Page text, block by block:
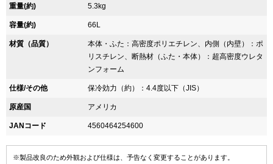
重量(約) 5.3kg
容量(約) 66L
材質（品質）
本体・ふた：高密度ポリエチレン、内側（内壁）：ポ
リスチレン、断熱材（ふた・本体）：超高密度ウレタ
ンフォーム
仕様/その他 保冷効力（約）：4.4度以下（JIS）
原産国 アメリカ
JANコード 4560464254600
※製品改良のため外観および仕様は、予告なく変更することがあります。